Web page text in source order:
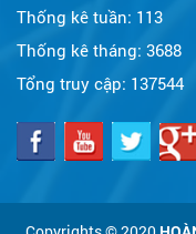
Thống kê tuần: 113
Thống kê tháng: 3688
Tổng truy cập: 137544